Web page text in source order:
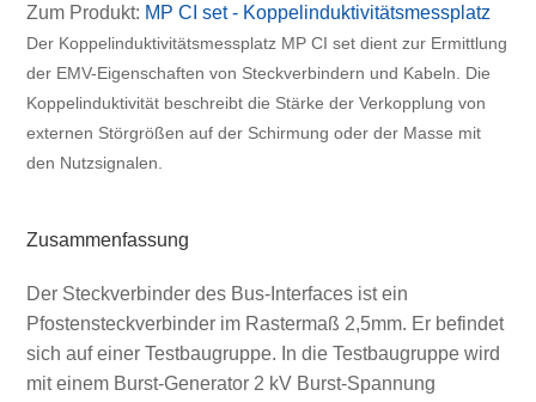
Zum Produkt: MP CI set - Koppelinduktivitätsmessplatz
Der Koppelinduktivitätsmessplatz MP CI set dient zur Ermittlung
der EMV-Eigenschaften von Steckverbindern und Kabeln. Die
Koppelinduktivität beschreibt die Stärke der Verkopplung von
externen Störgrößen auf der Schirmung oder der Masse mit
den Nutzsignalen.
Zusammenfassung
Der Steckverbinder des Bus-Interfaces ist ein
Pfostensteckverbinder im Rastermaß 2,5mm. Er befindet
sich auf einer Testbaugruppe. In die Testbaugruppe wird
mit einem Burst-Generator 2 kV Burst-Spannung